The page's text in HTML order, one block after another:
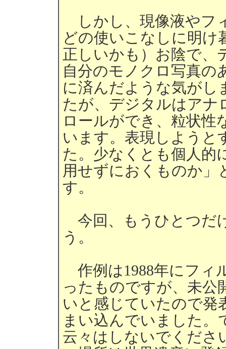
しかし、現像液やフ
どの使いこなしに明け
正しいかも）お陰で、
自分のモノクロ写真の
に済んだような気がし
たが、デジタルはアナ
ロールができ、粒状性
います。表現しようと
た。少なくとも個人的
用せずにおくものか」
す。
今回、もうひとつだ
う。
作例は1988年にフィ
ったものですが、未公
いと感じていたので発
まい込んでいました
云々はしないでくださ